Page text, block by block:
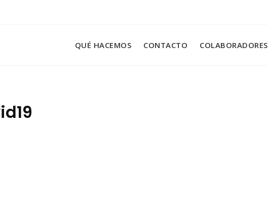
QUÉ HACEMOS
CONTACTO COLABORADORES